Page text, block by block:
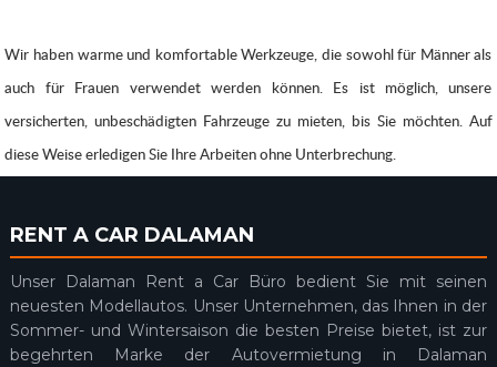
Wir haben warme und komfortable Werkzeuge, die sowohl für Männer als
auch für Frauen verwendet werden können. Es ist möglich, unsere
versicherten, unbeschädigten Fahrzeuge zu mieten, bis Sie möchten. Auf
diese Weise erledigen Sie Ihre Arbeiten ohne Unterbrechung.
RENT A CAR DALAMAN
Unser Dalaman Rent a Car Büro bedient Sie mit seinen
neuesten Modellautos. Unser Unternehmen, das Ihnen in der
Sommer- und Wintersaison die besten Preise bietet, ist zur
begehrten Marke der Autovermietung in Dalaman